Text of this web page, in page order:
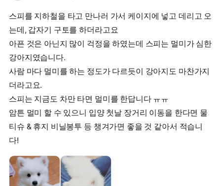
스피를 지하철을 타고 만나러 가서 케이지에 넣고 데리고 오
는데, 갑자기 구토를 하더라고요
아픈 것은 아닌지 많이 걱정을 하였는데 스피는 멀미가 심한
강아지였습니다.
사람 마다 멀미를 하는 정도가 다르듯이 강아지도 마찬가지
더라고요.
스피는 지금도 차만 타면 멀미를 한답니다 ㅠㅠ
암튼 멀미 할 수 있으니 입양 첫날 장거리 이동을 한다면 물
티슈 & 휴지 비닐봉투 등 챙겨가면 좋을 것 같아서 적습니
다!